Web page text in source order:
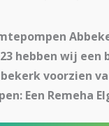
hebben wij een
voorzien
Een Remeha